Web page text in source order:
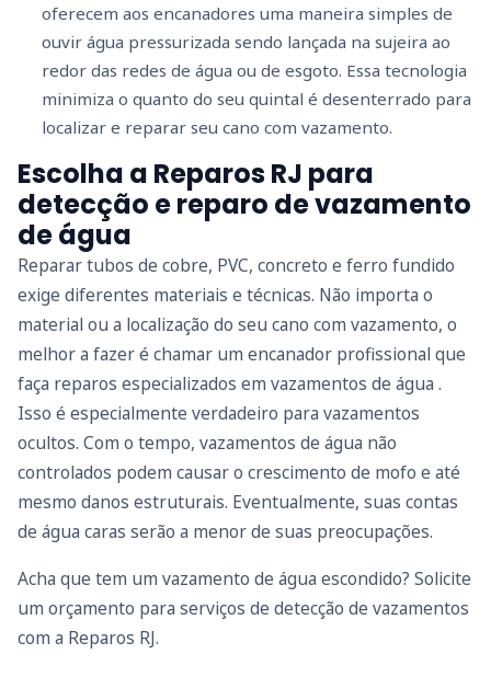
oferecem aos encanadores uma maneira simples de
ouvir água pressurizada sendo lançada na sujeira ao
redor das redes de água ou de esgoto. Essa tecnologia
minimiza o quanto do seu quintal é desenterrado para
localizar e reparar seu cano com vazamento.
Escolha a Reparos RJ para
detecção e reparo de vazamento
de água
Reparar tubos de cobre, PVC, concreto e ferro fundido
exige diferentes materiais e técnicas. Não importa o
material ou a localização do seu cano com vazamento, o
melhor a fazer é chamar um encanador profissional que
faça reparos especializados em vazamentos de água .
Isso é especialmente verdadeiro para vazamentos
ocultos. Com o tempo, vazamentos de água não
controlados podem causar o crescimento de mofo e até
mesmo danos estruturais. Eventualmente, suas contas
de água caras serão a menor de suas preocupações.
Acha que tem um vazamento de água escondido? Solicite
um orçamento para serviços de detecção de vazamentos
com a Reparos RJ.